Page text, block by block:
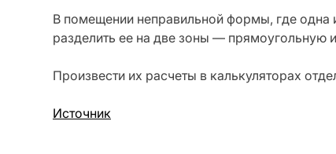
В помещении неправильной формы, где одна
разделить ее на две зоны — прямоугольную
Произвести их расчеты в калькуляторах
Источник